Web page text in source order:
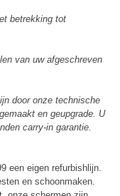
betrekking tot
van uw afgeschreven
door onze technische
en geupgrade. U
carry-in garantie.
een eigen refurbishlijn.
en schoonmaken.